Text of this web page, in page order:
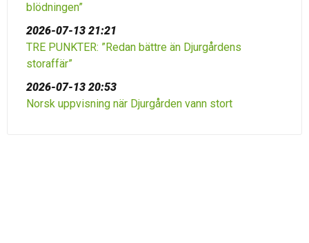
blödningen”
2026-07-13 21:21
TRE PUNKTER: ”Redan bättre än Djurgårdens
storaffär”
2026-07-13 20:53
Norsk uppvisning när Djurgården vann stort